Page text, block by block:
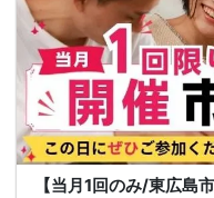
【当月1回のみ/東広島